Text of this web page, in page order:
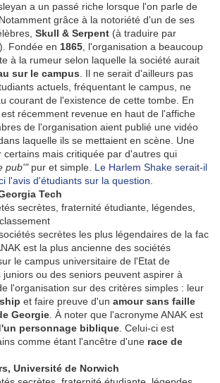
a un passé riche lorsque l'on parle de
grâce à la notoriété d'un de ses
Skull & Serpent (à traduire par
). Fondée en 1865 , l'organisation a beaucoup
à la rumeur selon laquelle la société aurait
sur le campus . Il ne serait d'ailleurs pas
actuels, fréquentant le campus, ne
courant de l'existence de cette tombe. En
récemment revenue en haut de l'affiche
de l'organisation aient publié une vidéo
laquelle ils se mettaient en scène. Une
certains mais critiquée par d'autres qui
pub'"pur et simple. Le Harlem Shake serait-il
l'avis d'étudiants sur la question
Tech
secrètes les plus légendaires de la fac
est la plus ancienne des sociétés
le campus universitaire de l'Etat de
ou des seniors peuvent aspirer à
l'organisation sur des critères simples : leur
et faire preuve d'un amour sans faille
Georgie . À noter que l'acronyme ANAK est
personnage biblique . Celui-ci est
comme étant l'ancêtre d'une race de
Université de Norwich